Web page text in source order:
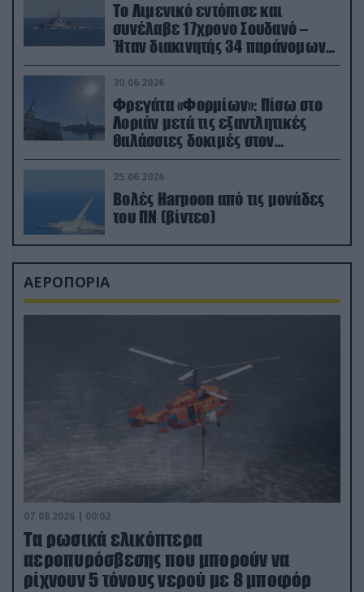
Το Λιμενικό εντόπισε και
συνέλαβε 17χρονο Σουδανό –
Ήταν διακινητής 34 παράνομων
μεταναστών
30.06.2026
Φρεγάτα «Φορμίων»: Πίσω στο
Λοριάν μετά τις εξαντλητικές
θαλάσσιες δοκιμές στον
απαιτητικό Βισκαϊκό
25.06.2026
Βολές Harpoon από τις μονάδες
του ΠΝ (βίντεο)
ΑΕΡΟΠΟΡΙΑ
07.08.2026 | 00:02
Τα ρωσικά ελικόπτερα
αεροπυρόσβεσης που μπορούν να
ρίχνουν 5 τόνους νερού με 8 μποφόρ